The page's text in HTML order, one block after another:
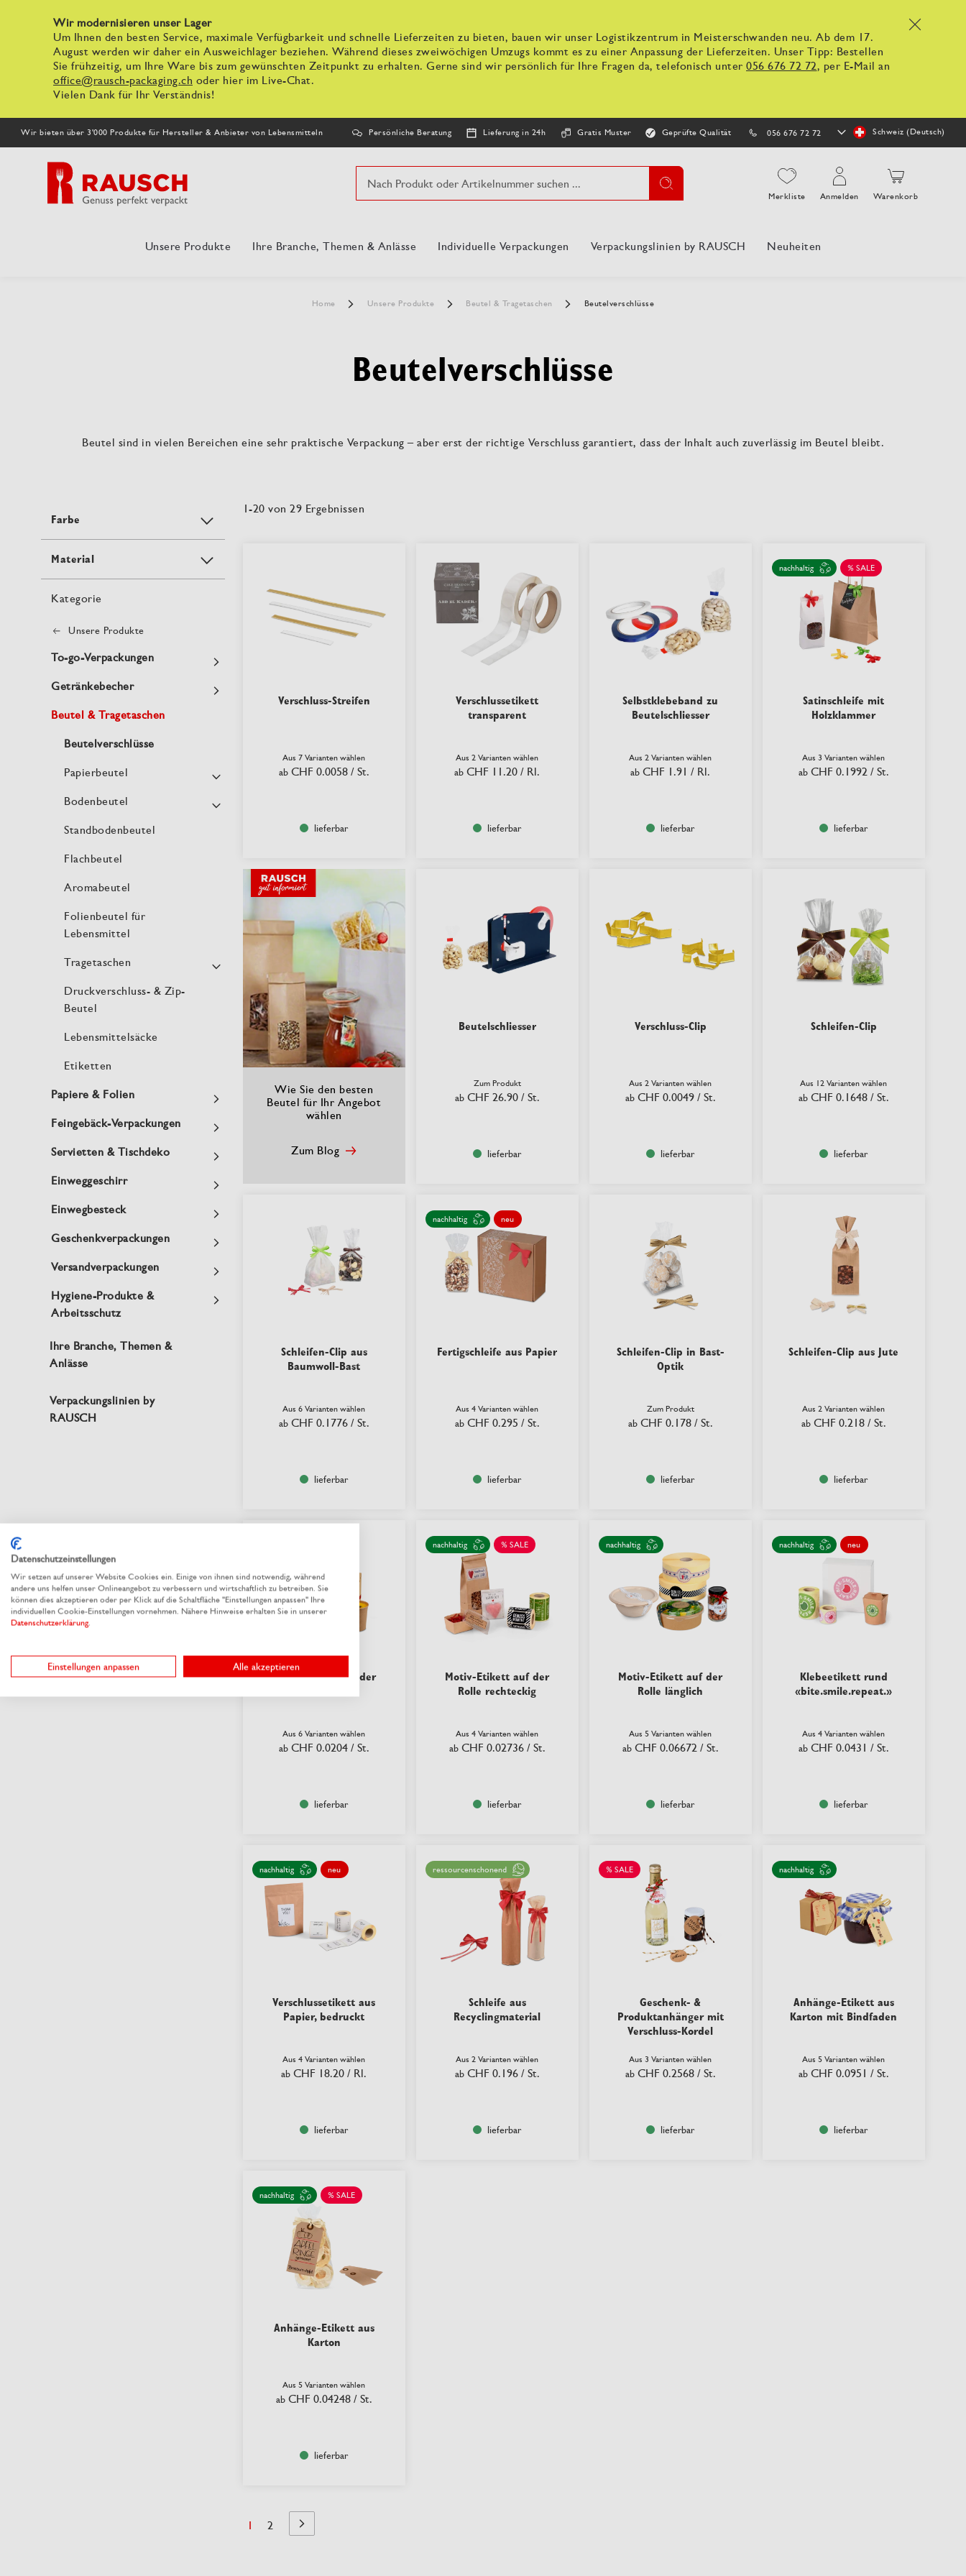
x
Wir modernisieren unser Lager
Um Ihnen den besten Service, maximale Verfügbarkeit und schnelle Lieferzeiten zu bieten, bauen wir unser Logistikzentrum in Meisterschwanden neu. Ab dem 17.
August werden wir daher ein Ausweichlager beziehen. Während dieses zweiwöchigen Umzugs kommt es zu einer Anpassung der Lieferzeiten. Unser Tipp: Bestellen
Sie frühzeitig, um Ihre Ware bis zum gewünschten Zeitpunkt zu erhalten. Gerne sind wir persönlich für Ihre Fragen da, telefonisch unter 056 676 72 72, per E-Mail an
office@rausch-packaging.ch oder hier im Live-Chat.
Vielen Dank für Ihr Verständnis!
Wir bieten über 3'000 Produkte für Hersteller & Anbieter von Lebensmitteln Persönliche Beratung Lieferung in 24h Gratis Muster Geprüfte Qualität 056 676 72 72
Store
auswählen
Schweiz (Deutsch)
Suche
Merkliste Anmelden Warenkorb
Unsere Produkte Ihre Branche, Themen & Anlässe Individuelle Verpackungen Verpackungslinien by RAUSCH Neuheiten
Home Unsere Produkte Beutel & Tragetaschen Beutelverschlüsse
Beutelverschlüsse
Beutel sind in vielen Bereichen eine sehr praktische Verpackung – aber erst der richtige Verschluss garantiert, dass der Inhalt auch zuverlässig im Beutel bleibt.
1-20 von29 Ergebnissen
Verschluss-Streifen
Aus 7 Varianten wählen
ab CHF 0.0058 / St.
lieferbar
Verschlussetikett
transparent
Aus 2 Varianten wählen
ab CHF 11.20 / Rl.
lieferbar
Selbstklebeband zu
Beutelschliesser
Aus 2 Varianten wählen
ab CHF 1.91 / Rl.
lieferbar
nachhaltig % SALE
Satinschleife mit
Holzklammer
Aus 3 Varianten wählen
ab CHF 0.1992 / St.
lieferbar
Wie Sie den besten
Beutel für Ihr Angebot
wählen
Zum Blog
Beutelschliesser
Zum Produkt
ab CHF 26.90 / St.
lieferbar
Verschluss-Clip
Aus 2 Varianten wählen
ab CHF 0.0049 / St.
lieferbar
Schleifen-Clip
Aus 12 Varianten wählen
ab CHF 0.1648 / St.
lieferbar
Schleifen-Clip aus
Baumwoll-Bast
Aus 6 Varianten wählen
ab CHF 0.1776 / St.
lieferbar
nachhaltig neu
Fertigschleife aus Papier
Aus 4 Varianten wählen
ab CHF 0.295 / St.
lieferbar
Schleifen-Clip in Bast-
Optik
Zum Produkt
ab CHF 0.178 / St.
lieferbar
Schleifen-Clip aus Jute
Aus 2 Varianten wählen
ab CHF 0.218 / St.
lieferbar
Motiv-Etikett auf der
Aus 6 Varianten wählen
ab CHF 0.0204 / St.
lieferbar
nachhaltig % SALE
Motiv-Etikett auf der
Rolle rechteckig
Aus 4 Varianten wählen
ab CHF 0.02736 / St.
lieferbar
nachhaltig
Motiv-Etikett auf der
Rolle länglich
Aus 5 Varianten wählen
ab CHF 0.06672 / St.
lieferbar
nachhaltig neu
Klebeetikett rund
«bite.smile.repeat.»
Aus 4 Varianten wählen
ab CHF 0.0431 / St.
lieferbar
nachhaltig neu
Verschlussetikett aus
Papier, bedruckt
Aus 4 Varianten wählen
ab CHF 18.20 / Rl.
lieferbar
ressourcenschonend
Schleife aus
Recyclingmaterial
Aus 2 Varianten wählen
ab CHF 0.196 / St.
lieferbar
% SALE
Geschenk- &
Produktanhänger mit
Verschluss-Kordel
Aus 3 Varianten wählen
ab CHF 0.2568 / St.
lieferbar
nachhaltig
Anhänge-Etikett aus
Karton mit Bindfaden
Aus 5 Varianten wählen
ab CHF 0.0951 / St.
lieferbar
nachhaltig % SALE
Anhänge-Etikett aus
Karton
Aus 5 Varianten wählen
ab CHF 0.04248 / St.
lieferbar
Sie lesen Seite
1 Seite
2
Seite
Nächste
Kategorie
Unsere Produkte
To-go-Verpackungen
Getränkebecher
Beutel & Tragetaschen
Papierbeutel
Bodenbeutel
Standbodenbeutel
Flachbeutel
Aromabeutel
Folienbeutel für
Lebensmittel
Tragetaschen
Druckverschluss- & Zip-
Beutel
Lebensmittelsäcke
Beutelverschlüsse
Etiketten
Papiere & Folien
Feingebäck-Verpackungen
Servietten & Tischdeko
Einweggeschirr
Einwegbesteck
Geschenkverpackungen
Versandverpackungen
Hygiene-Produkte &
Arbeitsschutz
Ihre Branche, Themen &
Anlässe
Verpackungslinien by
RAUSCH
Farbe
Material
Datenschutzeinstellungen
Wir setzen auf unserer Website Cookies ein. Einige von ihnen sind notwendig, während
andere uns helfen unser Onlineangebot zu verbessern und wirtschaftlich zu betreiben. Sie
können dies akzeptieren oder per Klick auf die Schaltfläche "Einstellungen anpassen" Ihre
individuellen Cookie-Einstellungen vornehmen. Nähere Hinweise erhalten Sie in unserer
Datenschutzerklärung.
Einstellungen anpassen Alle akzeptieren